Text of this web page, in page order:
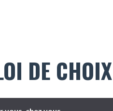
DE CHOIX